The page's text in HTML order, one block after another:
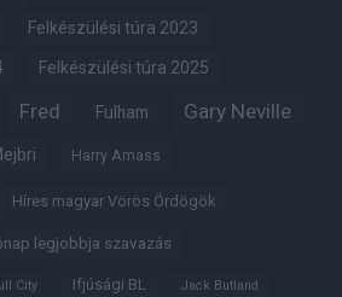
Felkészülési túra 2023
Felkészülési túra 2025
Fred Fulham Gary Neville
Harry Amass
Híres magyar Vörös Ördögök
legjobbja szavazás
City Ifjúsági BL Jack Butland